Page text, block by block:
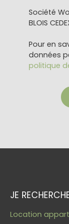
Société
BLOIS
Pour en
données
politique
JE
Location